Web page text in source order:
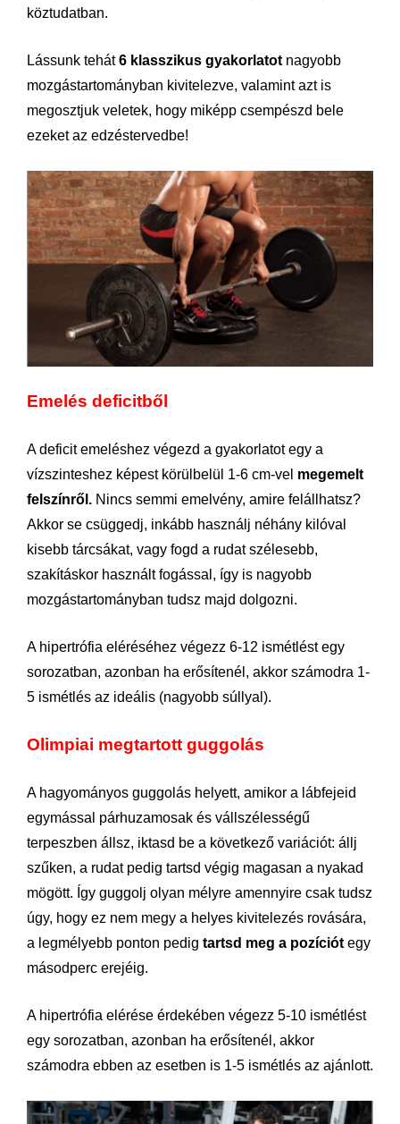
köztudatban.
Lássunk tehát6 klasszikus gyakorlatot nagyobb
mozgástartományban kivitelezve, valamint azt is
megosztjuk veletek, hogy miképp csempészd bele
ezeket az edzéstervedbe!
Emelés deficitből
A deficit emeléshez végezd a gyakorlatot egy a
vízszinteshez képest körülbelül 1-6 cm-vel megemelt
felszínről. Nincs semmi emelvény, amire felállhatsz?
Akkor se csüggedj, inkább használj néhány kilóval
kisebb tárcsákat, vagy fogd a rudat szélesebb,
szakításkor használt fogással, így is nagyobb
mozgástartományban tudsz majd dolgozni.
A hipertrófia eléréséhez végezz 6-12 ismétlést egy
sorozatban, azonban ha erősítenél, akkor számodra 1-
5 ismétlés az ideális (nagyobb súllyal).
Olimpiai megtartott guggolás
A hagyományos guggolás helyett, amikor a lábfejeid
egymással párhuzamosak és vállszélességű
terpeszben állsz, iktasd be a következő variációt: állj
szűken, a rudat pedig tartsd végig magasan a nyakad
mögött. Így guggolj olyan mélyre amennyire csak tudsz
úgy, hogy ez nem megy a helyes kivitelezés rovására,
a legmélyebb ponton pedig tartsd meg a pozíciót egy
másodperc erejéig.
A hipertrófia elérése érdekében végezz 5-10 ismétlést
egy sorozatban, azonban ha erősítenél, akkor
számodra ebben az esetben is 1-5 ismétlés az ajánlott.